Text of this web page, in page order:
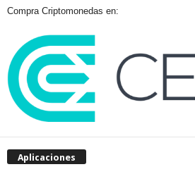
Compra Criptomonedas en:
Aplicaciones